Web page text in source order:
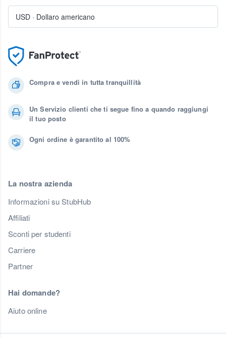
Compra e vendi in tutta tranquillità
Un Servizio clienti che ti segue fino a quando raggiungi
il tuo posto
Ogni ordine è garantito al 100%
La nostra azienda
Informazioni su StubHub
Affiliati
Sconti per studenti
Carriere
Partner
Hai domande?
Aiuto online
USD · Dollaro americano